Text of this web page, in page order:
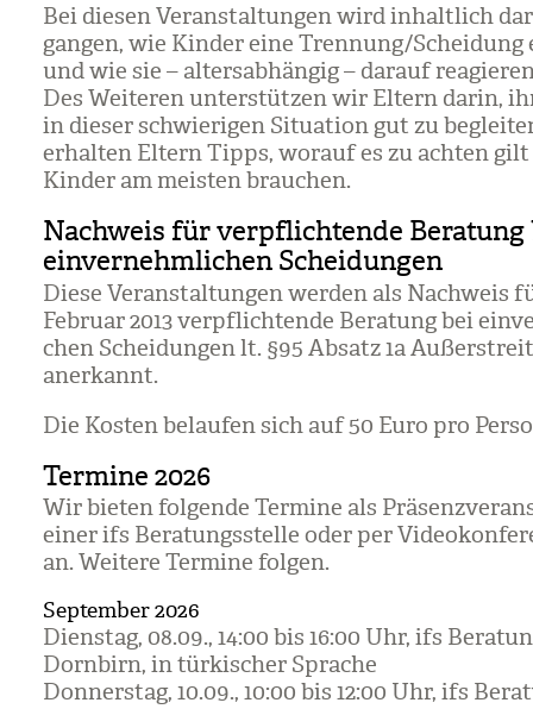
Bei die­sen Ver­an­stal­tun­gen wird inhalt­lich
gan­gen, wie Kin­der eine Tren­nung/​Schei­dung
und wie sie – alters­ab­hän­gig – dar­auf
Des Wei­te­ren unter­stüt­zen wir Eltern darin,
in die­ser schwie­ri­gen Situa­tion gut zu
erhal­ten Eltern Tipps, wor­auf es zu ach­ten
Kin­der am meis­ten brau­chen.
Nachweis für verpflichtende Beratung
einvernehmlichen Scheidungen
Diese Ver­an­stal­tun­gen wer­den als Nach­weis
Februar 2013 ver­pflich­tende Bera­tung bei
chen Schei­dun­gen lt. §95 Absatz 1a
aner­kannt.
Die Kos­ten belau­fen sich auf 50 Euro pro
Termine 2026
Wir bie­ten fol­gende Ter­mine als
einer ifs Bera­tungs­stelle oder per
an. Wei­tere Ter­mine fol­gen.
September 2026
Diens­tag, 08.09., 14:00 bis 16:00 Uhr, ifs
Dorn­birn, in tür­ki­scher Spra­che
Don­ners­tag, 10.09., 10:00 bis 12:00 Uhr, ifs